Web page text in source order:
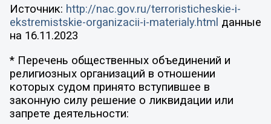
Источник: http://nac.gov.ru/terroristicheskie-i-
ekstremistskie-organizacii-i-materialy.html данные
на 16.11.2023
* Перечень общественных объединений и
религиозных организаций в отношении
которых судом принято вступившее в
законную силу решение о ликвидации или
запрете деятельности: